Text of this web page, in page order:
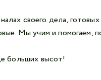
своего дела, готовых
Мы учим и помогаем,
больших высот!